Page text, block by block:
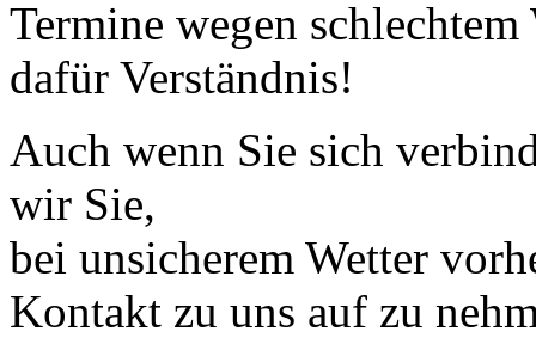
Termine wegen
dafür Verständnis!
Auch wenn Sie sich
wir Sie,
bei unsicherem Wetter
Kontakt zu uns auf zu